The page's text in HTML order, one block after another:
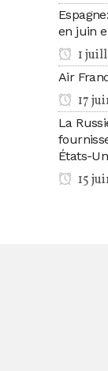
en juin
1
Air
17
La
États-
15